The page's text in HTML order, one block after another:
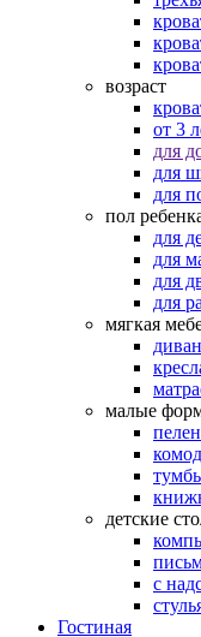
возраст
от 3
для
для
для
пол
для
для
для
для
мягкая
малые
детские
с
Гостиная